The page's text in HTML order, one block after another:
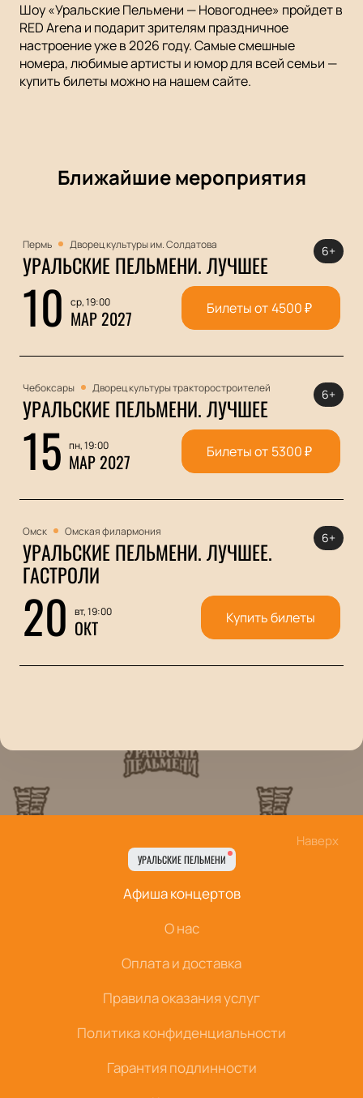
Шоу «Уральские Пельмени — Новогоднее» пройдет в
RED Arena и подарит зрителям праздничное
настроение уже в 2026 году. Самые смешные
номера, любимые артисты и юмор для всей семьи —
купить билеты можно на нашем сайте.
Ближайшие мероприятия
Пермь Дворец культуры им. Солдатова
УРАЛЬСКИЕ ПЕЛЬМЕНИ. ЛУЧШЕЕ
10 ср, 19:00
МАР 2027
6+
Билеты от4500₽
Чебоксары Дворец культуры тракторостроителей
УРАЛЬСКИЕ ПЕЛЬМЕНИ. ЛУЧШЕЕ
15 пн, 19:00
МАР 2027
6+
Билеты от 5300₽
Омск Омская филармония
УРАЛЬСКИЕ ПЕЛЬМЕНИ. ЛУЧШЕЕ.
ГАСТРОЛИ
20 вт, 19:00
ОКТ
6+
Купить билеты
Наверх
УРАЛЬСКИЕ ПЕЛЬМЕНИ
Афиша концертов
О нас
Оплата и доставка
Правила оказания услуг
Политика конфиденциальности
Гарантия подлинности